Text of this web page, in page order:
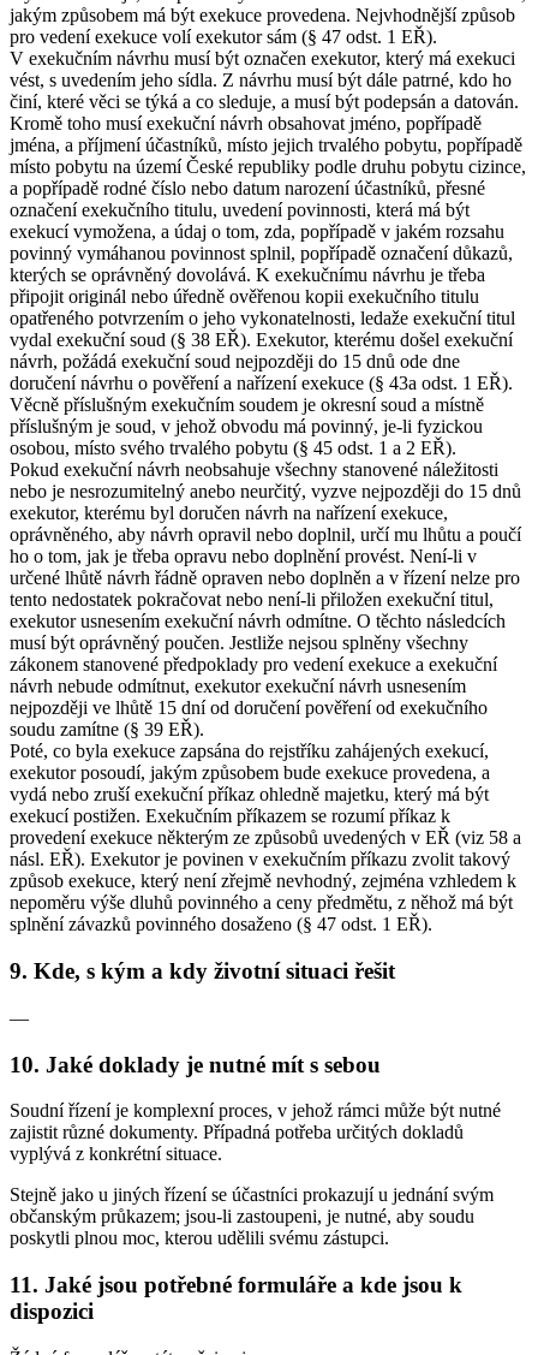
jakým způsobem má být exekuce provedena. Nejvhodnější způsob
pro vedení exekuce volí exekutor sám (§ 47 odst. 1 EŘ).
V exekučním návrhu musí být označen exekutor, který má exekuci
vést, s uvedením jeho sídla. Z návrhu musí být dále patrné, kdo ho
činí, které věci se týká a co sleduje, a musí být podepsán a datován.
Kromě toho musí exekuční návrh obsahovat jméno, popřípadě
jména, a příjmení účastníků, místo jejich trvalého pobytu, popřípadě
místo pobytu na území České republiky podle druhu pobytu cizince,
a popřípadě rodné číslo nebo datum narození účastníků, přesné
označení exekučního titulu, uvedení povinnosti, která má být
exekucí vymožena, a údaj o tom, zda, popřípadě v jakém rozsahu
povinný vymáhanou povinnost splnil, popřípadě označení důkazů,
kterých se oprávněný dovolává. K exekučnímu návrhu je třeba
připojit originál nebo úředně ověřenou kopii exekučního titulu
opatřeného potvrzením o jeho vykonatelnosti, ledaže exekuční titul
vydal exekuční soud (§ 38 EŘ). Exekutor, kterému došel exekuční
návrh, požádá exekuční soud nejpozději do 15 dnů ode dne
doručení návrhu o pověření a nařízení exekuce (§ 43a odst. 1 EŘ).
Věcně příslušným exekučním soudem je okresní soud a místně
příslušným je soud, v jehož obvodu má povinný, je-li fyzickou
osobou, místo svého trvalého pobytu (§ 45 odst. 1 a 2 EŘ).
Pokud exekuční návrh neobsahuje všechny stanovené náležitosti
nebo je nesrozumitelný anebo neurčitý, vyzve nejpozději do 15 dnů
exekutor, kterému byl doručen návrh na nařízení exekuce,
oprávněného, aby návrh opravil nebo doplnil, určí mu lhůtu a poučí
ho o tom, jak je třeba opravu nebo doplnění provést. Není-li v
určené lhůtě návrh řádně opraven nebo doplněn a v řízení nelze pro
tento nedostatek pokračovat nebo není-li přiložen exekuční titul,
exekutor usnesením exekuční návrh odmítne. O těchto následcích
musí být oprávněný poučen. Jestliže nejsou splněny všechny
zákonem stanovené předpoklady pro vedení exekuce a exekuční
návrh nebude odmítnut, exekutor exekuční návrh usnesením
nejpozději ve lhůtě 15 dní od doručení pověření od exekučního
soudu zamítne (§ 39 EŘ).
Poté, co byla exekuce zapsána do rejstříku zahájených exekucí,
exekutor posoudí, jakým způsobem bude exekuce provedena, a
vydá nebo zruší exekuční příkaz ohledně majetku, který má být
exekucí postižen. Exekučním příkazem se rozumí příkaz k
provedení exekuce některým ze způsobů uvedených v EŘ (viz 58 a
násl. EŘ). Exekutor je povinen v exekučním příkazu zvolit takový
způsob exekuce, který není zřejmě nevhodný, zejména vzhledem k
nepoměru výše dluhů povinného a ceny předmětu, z něhož má být
splnění závazků povinného dosaženo (§ 47 odst. 1 EŘ).
9. Kde, s kým a kdy životní situaci řešit
—
10. Jaké doklady je nutné mít s sebou
Soudní řízení je komplexní proces, v jehož rámci může být nutné
zajistit různé dokumenty. Případná potřeba určitých dokladů
vyplývá z konkrétní situace.
Stejně jako u jiných řízení se účastníci prokazují u jednání svým
občanským průkazem; jsou-li zastoupeni, je nutné, aby soudu
poskytli plnou moc, kterou udělili svému zástupci.
11. Jaké jsou potřebné formuláře a kde jsou k
dispozici